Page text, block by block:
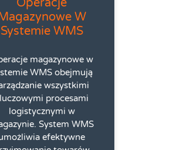
W
Systemie WMS
magazynowe w
WMS obejmują
wszystkimi
procesami
logistycznymi w
System WMS
efektywne